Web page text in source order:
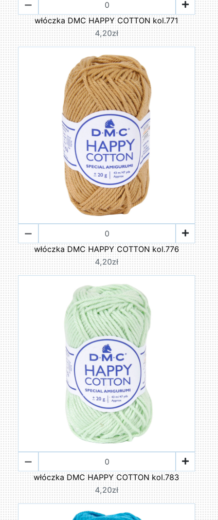
włóczka DMC HAPPY COTTON kol.771
4,20zł
włóczka DMC HAPPY COTTON kol.776
4,20zł
włóczka DMC HAPPY COTTON kol.783
4,20zł